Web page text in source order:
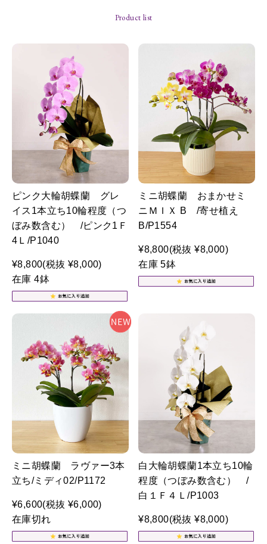
Product list
ピンク大輪胡蝶蘭 グレ
イス1本立ち10輪程度（つ
ぼみ数含む） /ピンク1Ｆ
4Ｌ/P1040
¥8,800(税抜 ¥8,000)
在庫 4鉢
ミニ胡蝶蘭 おまかせミ
ニＭＩＸ B /寄せ植え
B/P1554
¥8,800(税抜 ¥8,000)
在庫 5鉢
ミニ胡蝶蘭 ラヴァー3本
立ち/ミディ02/P1172
¥6,600(税抜 ¥6,000)
在庫切れ
白大輪胡蝶蘭1本立ち10輪
程度（つぼみ数含む） /
白１Ｆ４Ｌ/P1003
¥8,800(税抜 ¥8,000)